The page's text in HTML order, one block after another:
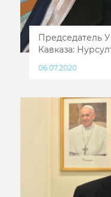
Председатель
Кавказа:
06.07.2020